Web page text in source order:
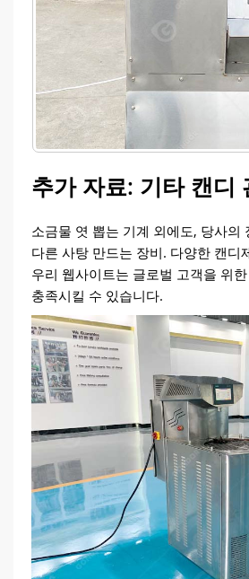
추가 자료: 기타 캔디
소금물 엿 뽑는 기계 외에도, 당사의
다른 사탕 만드는 장비. 다양한 캔
우리 웹사이트는 글로벌 고객을 위
충족시킬 수 있습니다.